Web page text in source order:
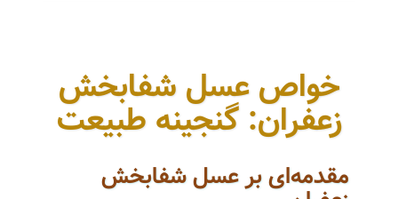
خواص عسل شفابخش
زعفران: گنجینه طبیعت
مقدمه‌ای بر عسل شفابخش